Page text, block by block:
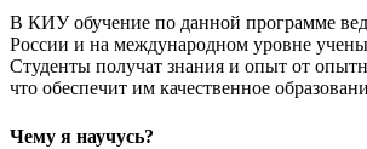
В КИУ обучение по данной программе
России и на международном уровне
Студенты получат знания и опыт от
что обеспечит им качественное
Чему я научусь?